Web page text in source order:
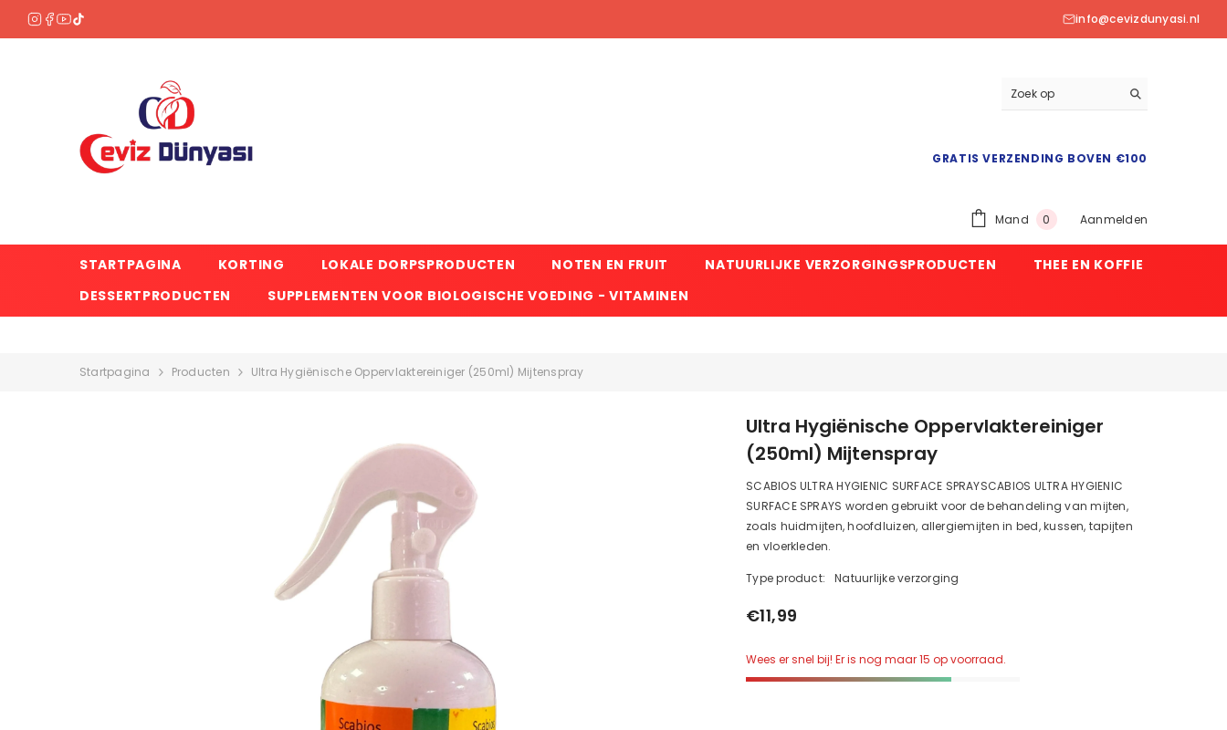
info@cevizdunyasi.nl
GRATIS VERZENDING BOVEN €100
Mand 0 0
Aanmelden
STARTPAGINA KORTING LOKALE DORPSPRODUCTEN NOTEN EN FRUIT NATUURLIJKE VERZORGINGSPRODUCTEN
THEE EN KOFFIE
DESSERTPRODUCTEN
SUPPLEMENTEN VOOR BIOLOGISCHE VOEDING - VITAMINEN
Startpagina Producten Ultra Hygiënische Oppervlaktereiniger (250ml) Mijtenspray
Ultra Hygiënische Oppervlaktereiniger
(250ml) Mijtenspray
SCABIOS ULTRA HYGIENIC SURFACE SPRAYSCABIOS ULTRA HYGIENIC
SURFACE SPRAYS worden gebruikt voor de behandeling van mijten,
zoals huidmijten, hoofdluizen, allergiemijten in bed, kussen, tapijten
en vloerkleden.
Type product: Natuurlijke verzorging
€11,99
Wees er snel bij! Er is nog maar 15 op voorraad.